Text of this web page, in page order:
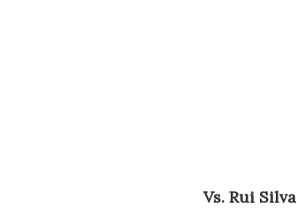
Vs. Rui Silva